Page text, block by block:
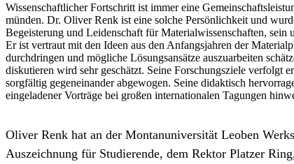
Wissenschaftlicher Fortschritt ist immer eine
münden. Dr. Oliver Renk ist eine solche Persönlichkeit und
Begeisterung und Leidenschaft für Materialwissenschaften,
Er ist vertraut mit den Ideen aus den Anfangsjahren der
durchdringen und mögliche Lösungsansätze auszuarbeiten
diskutieren wird sehr geschätzt. Seine Forschungsziele verfolgt
sorgfältig gegeneinander abgewogen. Seine didaktisch
eingeladener Vorträge bei großen internationalen Tagungen
Oliver Renk hat an der Montanuniversität Leoben
Auszeichnung für Studierende, dem Rektor Platzer